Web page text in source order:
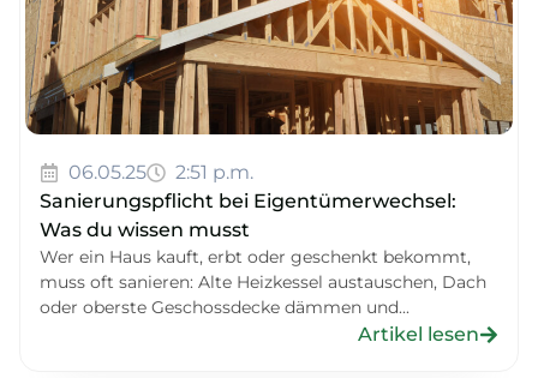
06.05.25
2:51 p.m.
Sanierungspflicht bei Eigentümerwechsel:
Was du wissen musst
Wer ein Haus kauft, erbt oder geschenkt bekommt,
muss oft sanieren: Alte Heizkessel austauschen, Dach
oder oberste Geschossdecke dämmen und...
Artikel lesen